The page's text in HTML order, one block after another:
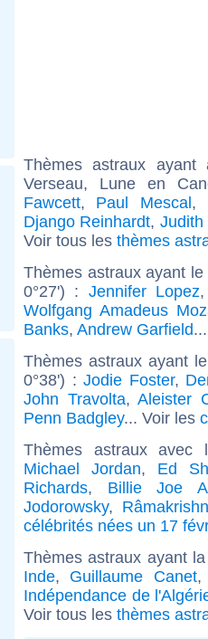
Thèmes astraux
Verseau, Lune en
Fawcett, Paul Mescal,
Django Reinhardt, Judith
Voir tous les thèmes
Thèmes astraux ayant
0°27') : Jennifer Lopez
Wolfgang Amadeus
Banks, Andrew Garfield
Thèmes astraux ayant
0°38') :Jodie Foster,
John Travolta,Aleister
Penn Badgley... Voir les
Thèmes astraux
Michael Jordan, Ed
Richards, Billie Joe
Jodorowsky,
célébrités nées un 17
Thèmes astraux ayant
Inde, Guillaume Canet
Indépendance de
Voir tous les thèmes